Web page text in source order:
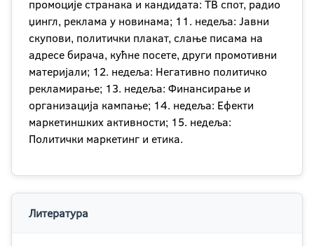
промоције странака и кандидата: ТВ спот, радио
џингл, реклама у новинама; 11. недеља: Јавни
скупови, политички плакат, слање писама на
адресе бирача, кућне посете, други промотивни
материјали; 12. недеља: Негативно политичко
рекламирање; 13. недеља: Финансирање и
организација кампање; 14. недеља: Ефекти
маркетиншких активности; 15. недеља:
Политички маркетинг и етика.
Литература